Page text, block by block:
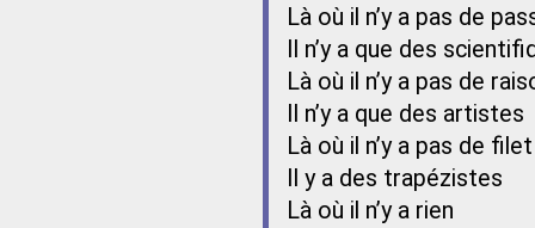
Là où il n’y a pas de
Il n’y a que des
Là où il n’y a pas de
Il n’y a que des artistes
Là où il n’y a pas de filet
Il y a des trapézistes
Là où il n’y a rien